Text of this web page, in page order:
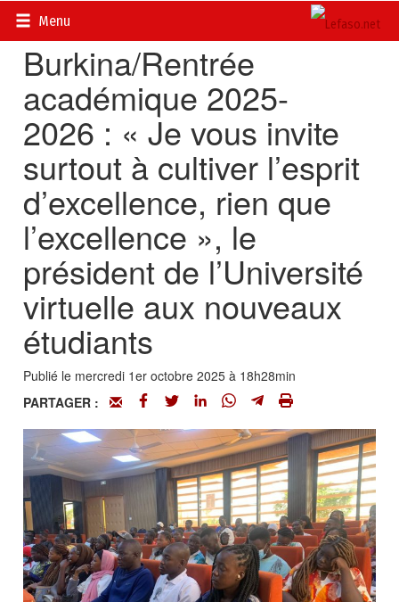
Menu
Accueil>
Burkina/Rentrée
académique 2025-
2026 : « Je vous invite
surtout à cultiver l’esprit
d’excellence, rien que
l’excellence », le
président de l’Université
virtuelle aux nouveaux
étudiants
Publié le mercredi 1er octobre 2025 à 18h28min
PARTAGER :